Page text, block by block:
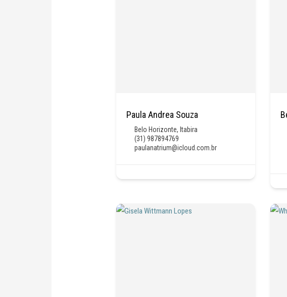
Paula Andrea Souza
Belo Horizonte, Itabira
(31) 987894769
paulanatrium@icloud.com.br